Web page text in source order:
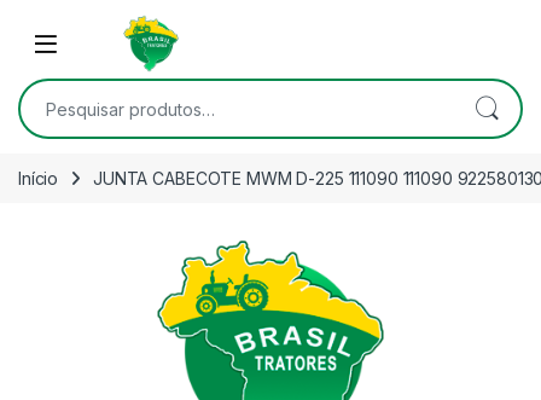
Skip to navigation
Open
Pesquisar por:
Início JUNTA CABECOTE MWM D-225 111090 111090